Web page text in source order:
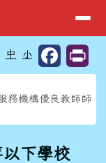
⏸
中 小
務機構優良教師師
下學校